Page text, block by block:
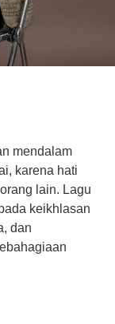
mendalam
karena hati
lain. Lagu
keikhlasan
dan